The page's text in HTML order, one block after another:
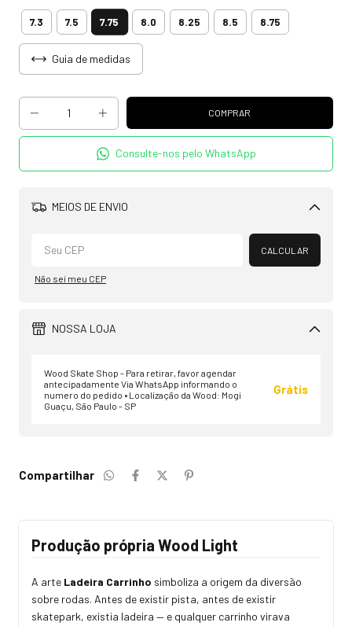
7.3 7.5 7.75 8.0 8.25 8.5 8.75
Guia de medidas
Consulte-nos pelo WhatsApp
MEIOS DE ENVIO
Alterar CEP
CALCULAR
Não sei meu CEP
NOSSA LOJA
Wood Skate Shop - Para retirar, favor agendar
antecipadamente Via WhatsApp informando o
numero do pedido • Localização da Wood: Mogi
Guaçu, São Paulo - SP
Grátis
Compartilhar
Produção própria Wood Light
A arte Ladeira Carrinho simboliza a origem da diversão
sobre rodas. Antes de existir pista, antes de existir
skatepark, existia ladeira — e qualquer carrinho virava